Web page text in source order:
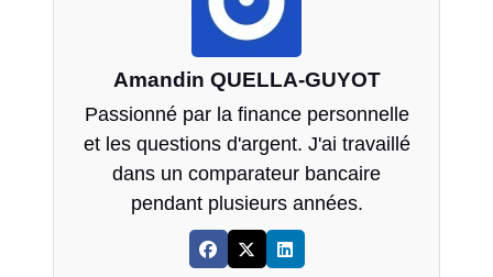
Amandin QUELLA-GUYOT
Passionné par la finance personnelle
et les questions d'argent. J'ai travaillé
dans un comparateur bancaire
pendant plusieurs années.